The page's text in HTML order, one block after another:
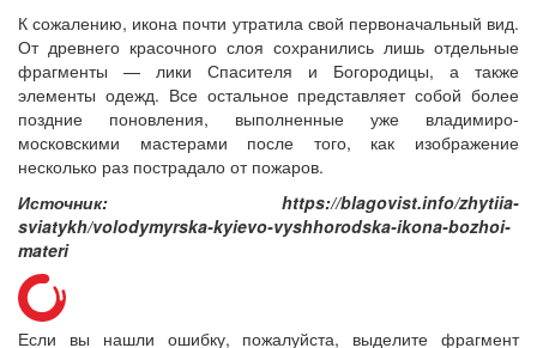
К сожалению, икона почти утратила свой первоначальный вид.
От древнего красочного слоя сохранились лишь отдельные
фрагменты — лики Спасителя и Богородицы, а также
элементы одежд. Все остальное представляет собой более
поздние поновления, выполненные уже владимиро-
московскими мастерами после того, как изображение
несколько раз пострадало от пожаров.
Источник: https://blagovist.info/zhytiia-
sviatykh/volodymyrska-kyievo-vyshhorodska-ikona-bozhoi-
materi
Если вы нашли ошибку, пожалуйста, выделите фрагмент